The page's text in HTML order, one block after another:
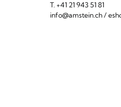
T. +41 21 943 51 81
info@amstein.ch/